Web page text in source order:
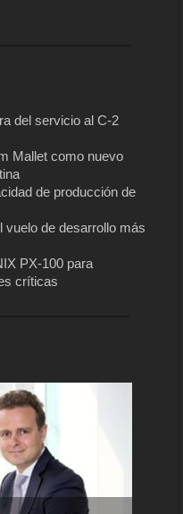
del servicio al C-2
Mallet como nuevo
de producción de
vuelo de desarrollo más
PX-100 para
críticas